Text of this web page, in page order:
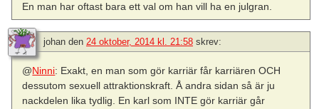
En man har oftast bara ett val om han vill ha en julgran.
johan den 24 oktober, 2014 kl. 21:58 skrev:
@Ninni: Exakt, en man som gör karriär får karriären OCH
dessutom sexuell attraktionskraft. Å andra sidan så är ju
nackdelen lika tydlig. En karl som INTE gör karriär går